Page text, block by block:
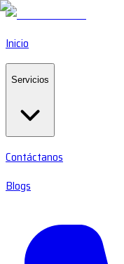
Inicio
Servicios
Contáctanos
Blogs